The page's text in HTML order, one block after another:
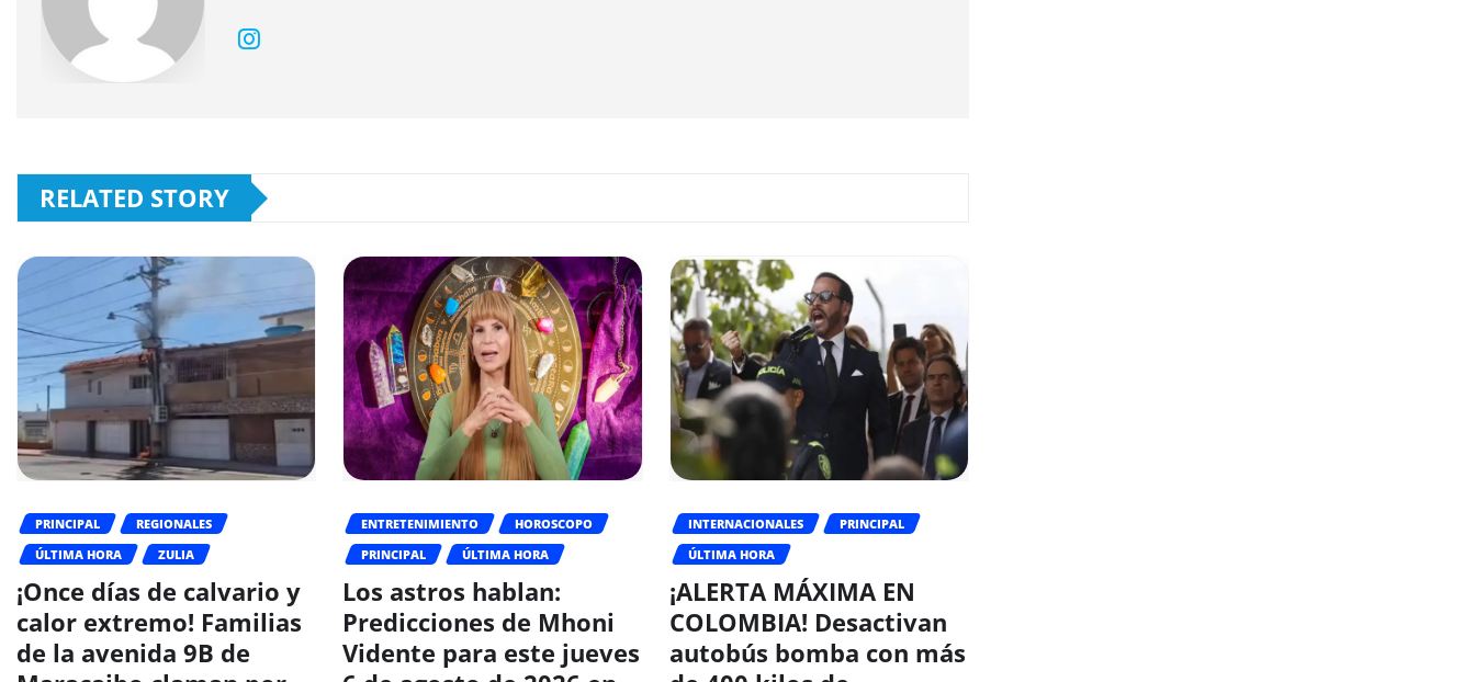
RELATED STORY
PRINCIPAL
REGIONALES
ÚLTIMA HORA
ZULIA
¡Once días de calvario y
calor extremo! Familias
de la avenida 9B de
ENTRETENIMIENTO
HOROSCOPO
PRINCIPAL
ÚLTIMA HORA
Los astros hablan:
Predicciones de Mhoni
Vidente para este jueves
INTERNACIONALES
PRINCIPAL
ÚLTIMA HORA
¡ALERTA MÁXIMA EN
COLOMBIA! Desactivan
autobús bomba con más